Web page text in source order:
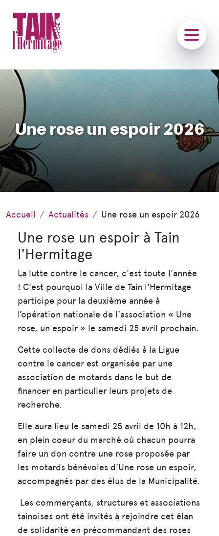
Une rose un espoir 2026
Accueil Actualités Une rose un espoir 2026
Une rose un espoir à Tain
l'Hermitage
La lutte contre le cancer, c'est toute l'année
! C'est pourquoi la Ville de Tain l'Hermitage
participe pour la deuxième année à
l’opération nationale de l'association « Une
rose, un espoir » le samedi 25 avril prochain.
Cette collecte de dons dédiés à la Ligue
contre le cancer est organisée par une
association de motards dans le but de
financer en particulier leurs projets de
recherche.
Elle aura lieu le samedi 25 avril de 10h à 12h,
en plein coeur du marché où chacun pourra
faire un don contre une rose proposée par
les motards bénévoles d'Une rose un espoir,
accompagnés par des élus de la Municipalité.
Les commerçants, structures et associations
tainoises ont été invités à rejoindre cet élan
de solidarité en précommandant des roses